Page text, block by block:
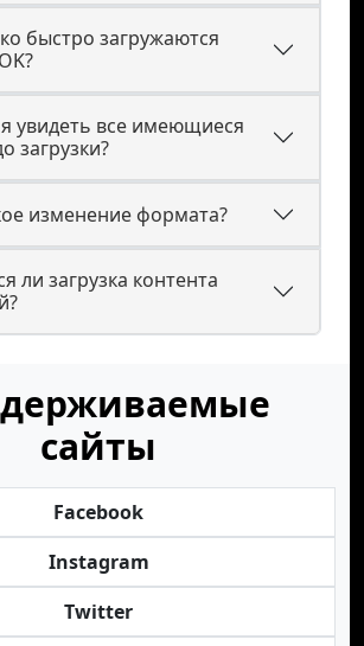
быстро загружаются
увидеть все имеющиеся
загрузки?
изменение формата?
ли загрузка контента
сайты
Facebook
Instagram
Twitter